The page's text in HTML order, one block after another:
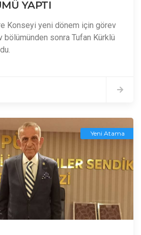
YAPTI
Konseyi yeni dönem için görev
bölümünden sonra Tufan Kürklü
Yeni Atama